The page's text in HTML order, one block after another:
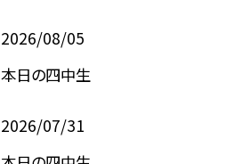
2026/08/05
本日の四中生
2026/07/31